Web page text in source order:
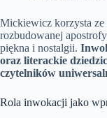
Mickiewicz korzysta ze
rozbudowanej
piękna i nostalgii.
oraz literackie
czytelników
Rola inwokacji jako